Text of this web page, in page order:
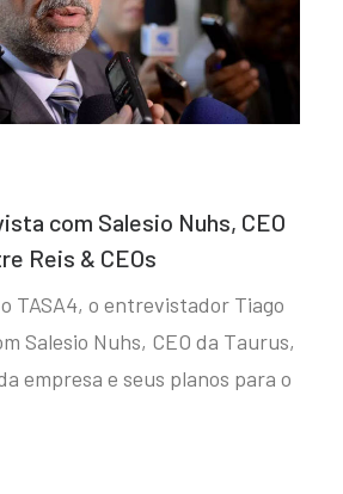
com Salesio Nuhs, CEO
Reis & CEOs
TASA4, o entrevistador Tiago
Salesio Nuhs, CEO da Taurus,
empresa e seus planos para o